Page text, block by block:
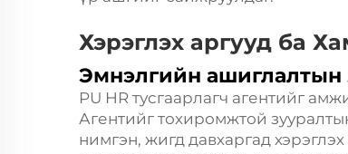
Хэрэглэх аргууд ба
Эмнэлгийн ашиглалтын
PU HR тусгаарлагч агентийг
Агентийг тохиромжтой
нимгэн, жигд давхаргад